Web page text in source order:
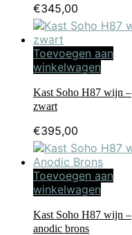
€345,00
Toevoegen aan
winkelwagen
Kast Soho H87 wijn –
zwart
€395,00
Toevoegen aan
winkelwagen
Kast Soho H87 wijn –
anodic brons